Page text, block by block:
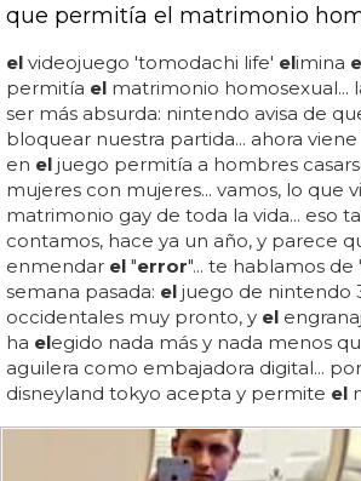
que permitía el matrimonio
el videojuego 'tomodachi life' elimina
permitía el matrimonio homosexual...
ser más absurda: nintendo avisa de
bloquear nuestra partida... ahora
en el juego permitía a hombres
mujeres con mujeres... vamos, lo que
matrimonio gay de toda la vida... eso
contamos, hace ya un año, y parece
enmendar el "error"... te hablamos
semana pasada: el juego de nintendo
occidentales muy pronto, y el
ha elegido nada más y nada menos
aguilera como embajadora digital... por
disneyland tokyo acepta y permite el